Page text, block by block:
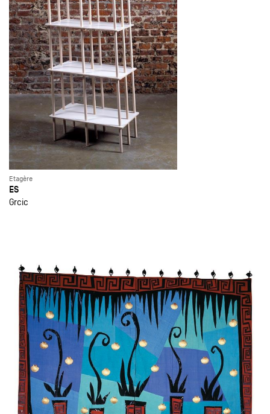
Etagère
ES
Grcic